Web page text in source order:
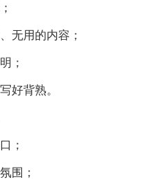
无用的内容；
；
好背熟。
；
围；